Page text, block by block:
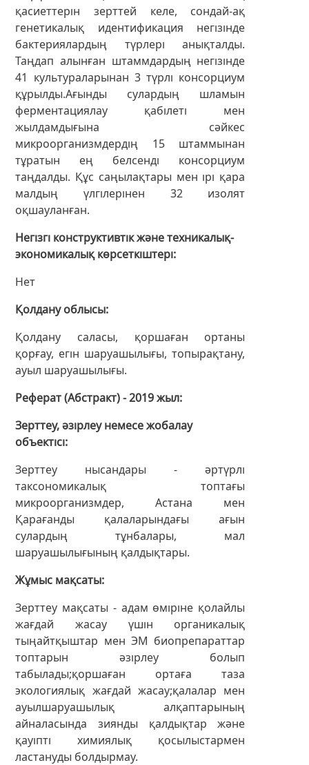
қасиеттерін зерттей келе, сондай-ақ
генетикалық идентификация негізінде
бактериялардың түрлері анықталды.
Таңдап алынған штаммдардың негізінде
41 культураларынан 3 түрлі консорциум
құрылды.Ағынды сулардың шламын
ферментациялау қабілеті мен
жылдамдығына сәйкес
микроорганизмдердің 15 штаммынан
тұратын ең белсенді консорциум
таңдалды. Құс саңылақтары мен ірі қара
малдың үлгілерінен 32 изолят
оқшауланған.
Негізгі конструктивтік және техникалық-
экономикалық көрсеткіштері
Нет
Қолдану облысы
Қолдану саласы, қоршаған ортаны
қорғау, егін шаруашылығы, топырақтану,
ауыл шаруашылығы.
Реферат (Абстракт) - 2019 жыл
Зерттеу, әзірлеу немесе жобалау
объектісі
Зерттеу нысандары - әртүрлі
таксономикалық топтағы
микроорганизмдер, Астана мен
Қарағанды қалаларындағы ағын
сулардың тұнбалары, мал
шаруашылығының қалдықтары.
Жұмыс мақсаты
Зерттеу мақсаты - адам өміріне қолайлы
жағдай жасау үшін органикалық
тыңайтқыштар мен ЭМ биопрепараттар
топтарын әзірлеу болып
табылады;қоршаған ортаға таза
экологиялық жағдай жасау;қалалар мен
ауылшаруашылық алқаптарының
айналасында зиянды қалдықтар және
қауіпті химиялық қосылыстармен
ластануды болдырмау.